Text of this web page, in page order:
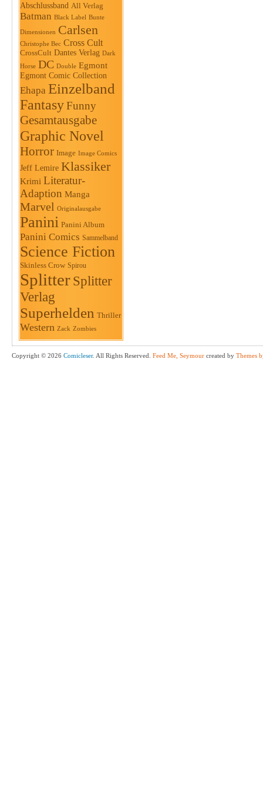
Abschlussband All Verlag
Batman Black Label Bunte
Dimensionen Carlsen
Christophe Bec Cross Cult
CrossCult Dantes Verlag Dark
Horse DC Double Egmont
Egmont Comic Collection
Ehapa Einzelband
FantasyFunny
Gesamtausgabe
Graphic Novel
Horror Image Image Comics
Jeff Lemire Klassiker
Krimi Literatur-
Adaption Manga
Marvel Originalausgabe
Panini Panini Album
Panini Comics Sammelband
Science Fiction
Skinless Crow Spirou
Splitter Splitter
Verlag
Superhelden Thriller
Western Zack Zombies
Copyright © 2026 Comicleser. All Rights Reserved. Feed Me, Seymour created by Themes